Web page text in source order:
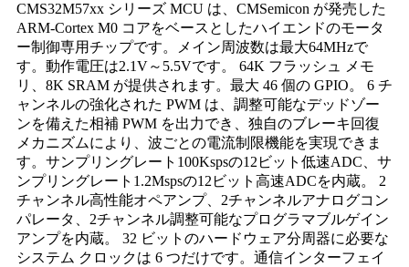
CMS32M57xx シリーズ MCU は、CMSemicon が発売した
ARM-Cortex M0 コアをベースとしたハイエンドのモータ
ー制御専用チップです。メイン周波数は最大64MHzで
す。動作電圧は2.1V～5.5Vです。 64K フラッシュ メモ
リ、8K SRAM が提供されます。最大 46 個の GPIO。 6 チ
ャンネルの強化された PWM は、調整可能なデッドゾー
ンを備えた相補 PWM を出力でき、独自のブレーキ回復
メカニズムにより、波ごとの電流制限機能を実現できま
す。サンプリングレート100Kspsの12ビット低速ADC、サ
ンプリングレート1.2Mspsの12ビット高速ADCを内蔵。 2
チャンネル高性能オペアンプ、2チャンネルアナログコン
パレータ、2チャンネル調整可能なプログラマブルゲイン
アンプを内蔵。 32 ビットのハードウェア分周器に必要な
システム クロックは 6 つだけです。通信インターフェイ